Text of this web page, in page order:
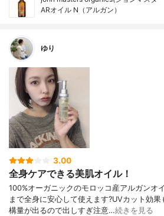
ARオイル N（アルガン）
ゆり
3.00
全身ケアできる美肌オイル！
100%オーガニックのモロッコ産アルガンオ
まで全身に安心して使えます?UVカット効
構量が出るので出しすぎ注意…続きを見る